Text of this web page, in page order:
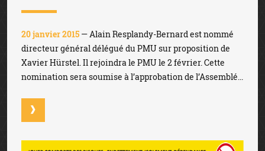
20 janvier 2015 — Alain Resplandy-Bernard est nommé
directeur général délégué du PMU sur proposition de
Xavier Hürstel. Il rejoindra le PMU le 2 février. Cette
nomination sera soumise à l’approbation de l’Assemblé...